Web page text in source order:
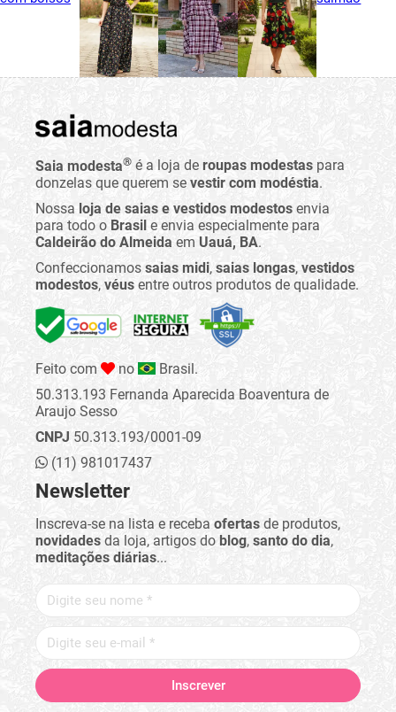
Saia modesta® é a loja de roupas modestas para
donzelas que querem se vestir com modéstia.
Nossa loja de saias e vestidos modestos envia
para todo o Brasil e envia especialmente para
Caldeirão do Almeida em Uauá, BA.
Confeccionamos saias midi, saias longas, vestidos
modestos, véus entre outros produtos de qualidade.
Feito com no
Brasil.
50.313.193 Fernanda Aparecida Boaventura de
Araujo Sesso
CNPJ 50.313.193/0001-09
(11) 981017437
Newsletter
Inscreva-se na lista e receba ofertas de produtos,
novidades da loja, artigos do blog, santo do dia,
meditações diárias...